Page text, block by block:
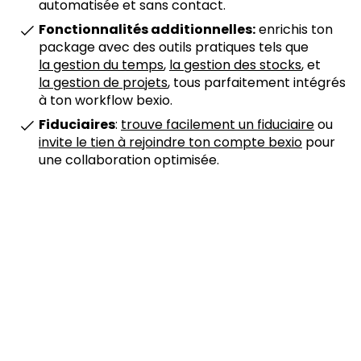
automatisée et sans contact.
Fonctionnalités additionnelles:enrichis ton
package avec des outils pratiques tels que
la gestion du temps, la gestion des stocks, et
la gestion de projets, tous parfaitement intégrés
à ton workflow bexio.
Fiduciaires: trouve facilement un fiduciaireou
invite le tien à rejoindre ton compte bexio pour
une collaboration optimisée.